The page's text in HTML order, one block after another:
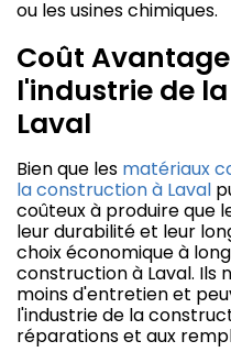
ou les usines chimiques.
Coût
l'industrie de
Laval
Bien que les matériaux
la construction à Laval
coûteux à produire que
leur durabilité et leur
choix économique à
construction à Laval. Ils
moins d'entretien et
l'industrie de la
réparations et aux